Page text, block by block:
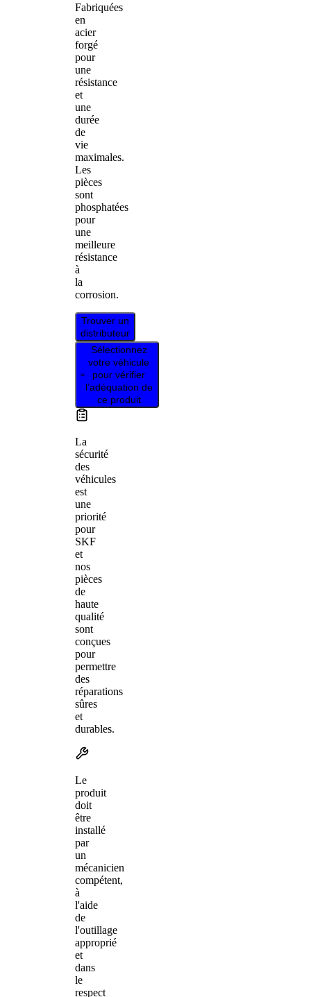
Fabriquées
en
acier
forgé
pour
une
résistance
et
une
durée
de
vie
maximales.
Les
pièces
sont
phosphatées
pour
une
meilleure
résistance
à
la
corrosion.
Trouver un
distributeur
Sélectionnez
votre véhicule
pour vérifier
l’adéquation de
ce produit
La
sécurité
des
véhicules
est
une
priorité
pour
SKF
et
nos
pièces
de
haute
qualité
sont
conçues
pour
permettre
des
réparations
sûres
et
durables.
Le
produit
doit
être
installé
par
un
mécanicien
compétent,
à
l'aide
de
l'outillage
approprié
et
dans
le
respect